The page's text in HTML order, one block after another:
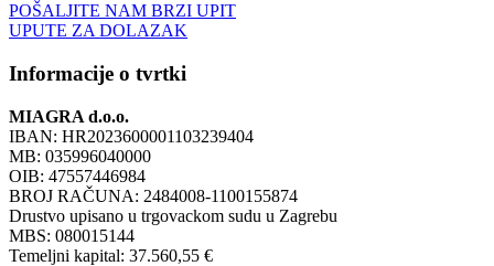
POŠALJITE NAM BRZI UPIT
UPUTE ZA DOLAZAK
Informacije o tvrtki
MIAGRA d.o.o.
IBAN: HR2023600001103239404
MB: 035996040000
OIB: 47557446984
BROJ RAČUNA: 2484008-1100155874
Drustvo upisano u trgovackom sudu u Zagrebu
MBS: 080015144
Temeljni kapital: 37.560,55 €